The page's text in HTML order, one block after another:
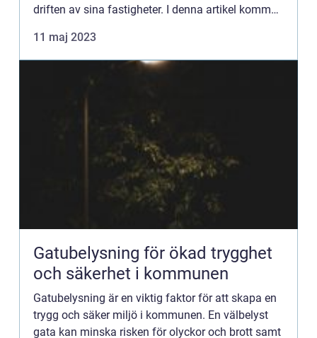
driften av sina fastigheter. I denna artikel kommer
11 maj 2023
Gatubelysning för ökad trygghet
och säkerhet i kommunen
Gatubelysning är en viktig faktor för att skapa en
trygg och säker miljö i kommunen. En välbelyst
gata kan minska risken för olyckor och brott samt